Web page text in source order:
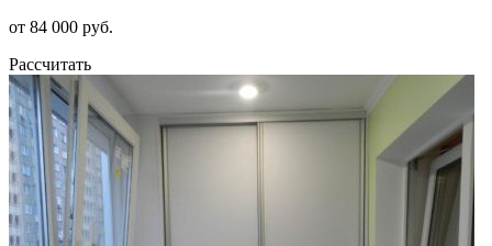
от 84 000 руб.
Рассчитать